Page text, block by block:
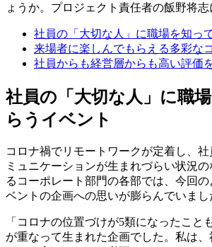
ょうか。プロジェクト責任者の飯野将志
社員の「大切な人」に職場を知っ
来場者に楽しんでもらえる多彩な
社員からも経営層からも高い評価
社員の「大切な人」に職
らうイベント
コロナ禍でリモートワークが定着し、
ミュニケーションが生まれづらい状況
るコーポレート部門の各部では、今回
ベントの企画への思いが膨らんでいまし
「コロナの位置づけが5類になったこと
が重なって生まれた企画でした。私は